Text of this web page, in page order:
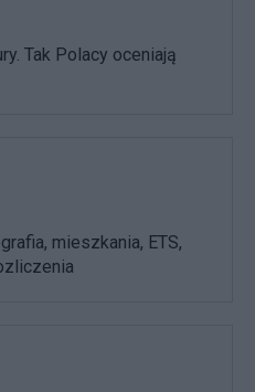
Tak Polacy oceniają
mieszkania, ETS,